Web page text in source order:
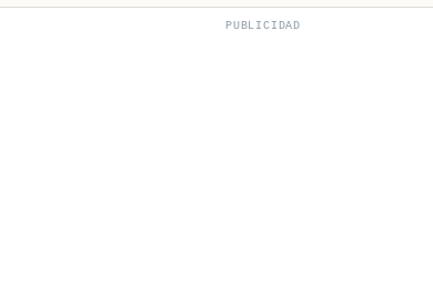
PUBLICIDAD